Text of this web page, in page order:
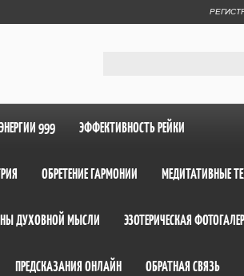
ЭНЕРГИИ 999 ЭФФЕКТИВНОСТЬ РЕЙКИ
ОБРЕТЕНИЕ ГАРМОНИИ МЕДИТАТИВНЫЕ
ДУХОВНОЙ МЫСЛИ ЭЗОТЕРИЧЕСКАЯ
ПРЕДСКАЗАНИЯ ОНЛАЙН ОБРАТНАЯ СВЯЗЬ